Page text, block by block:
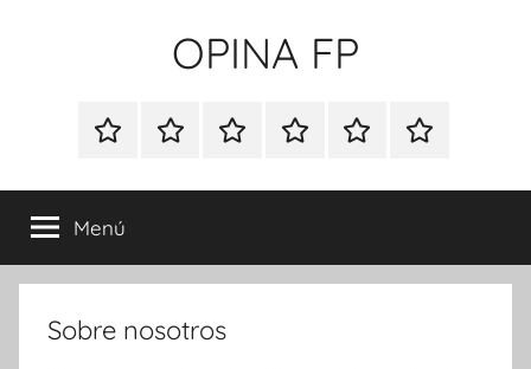
OPINA FP
l'FP
Inicio Blog
Foro
FP
Publicaciones
Sobre
Español
Menú
Sobre nosotros